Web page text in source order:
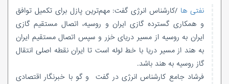
نفتی ها /کارشناس انرژی گفت: مهم‌ترین پازل برای تکمیل توافق
و همکاری گسترده گازی ایران و روسیه، اتصال مستقیم گازی
ایران به روسیه از مسیر دریای خزر و سپس اتصال مستقیم ایران
به هند از مسیر دریا با خط لوله است تا ایران نقطه اصلی انتقال
گاز روسیه به هند باشد.
فرشاد جامع کارشناس انرژی در گفت و گو با خبرنگار اقتصادی